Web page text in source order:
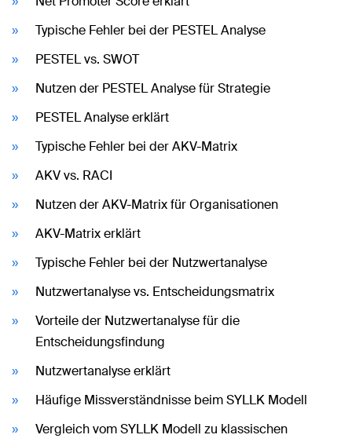
Typische Fehler bei der PESTEL Analyse
PESTEL vs. SWOT
Nutzen der PESTEL Analyse für Strategie
PESTEL Analyse erklärt
Typische Fehler bei der AKV-Matrix
AKV vs. RACI
Nutzen der AKV-Matrix für Organisationen
AKV-Matrix erklärt
Typische Fehler bei der Nutzwertanalyse
Nutzwertanalyse vs. Entscheidungsmatrix
Vorteile der Nutzwertanalyse für die
Entscheidungsfindung
Nutzwertanalyse erklärt
Häufige Missverständnisse beim SYLLK Modell
Vergleich vom SYLLK Modell zu klassischen